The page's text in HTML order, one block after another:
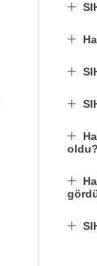
oldu?